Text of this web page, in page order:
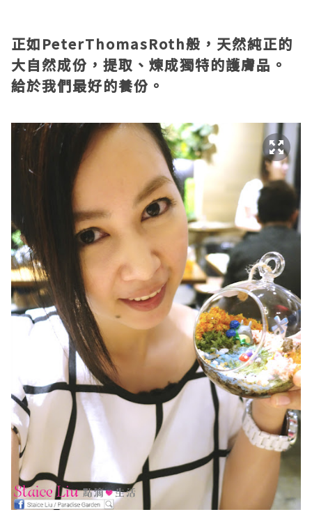
正如PeterThomasRoth般，天然純正的
大自然成份，提取、煉成獨特的護膚品。
給於我們最好的養份。